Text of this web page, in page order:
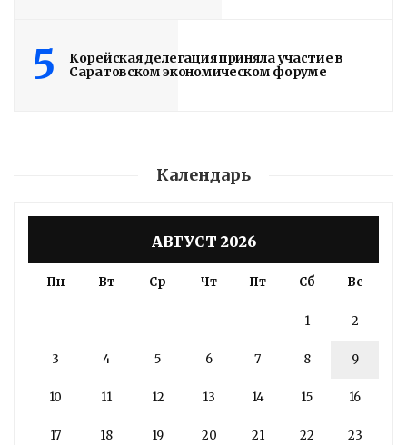
5
Корейская делегация приняла участие в
Саратовском экономическом форуме
Календарь
АВГУСТ 2026
Пн Вт Ср Чт Пт Сб Вс
1 2
3 4 5 6 7 8 9
10 11 12 13 14 15 16
17 18 19 20 21 22 23